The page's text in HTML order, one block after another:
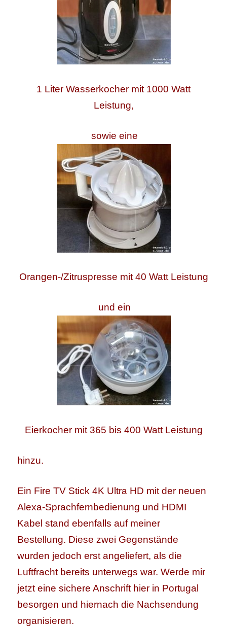
1 Liter Wasserkocher mit 1000 Watt
Leistung,
sowie eine
Orangen-/Zitruspresse mit 40 Watt Leistung
und ein
Eierkocher mit 365 bis 400 Watt Leistung
hinzu.
Ein Fire TV Stick 4K Ultra HD mit der neuen
Alexa-Sprachfernbedienung und HDMI
Kabel stand ebenfalls auf meiner
Bestellung. Diese zwei Gegenstände
wurden jedoch erst angeliefert, als die
Luftfracht bereits unterwegs war. Werde mir
jetzt eine sichere Anschrift hier in Portugal
besorgen und hiernach die Nachsendung
organisieren.